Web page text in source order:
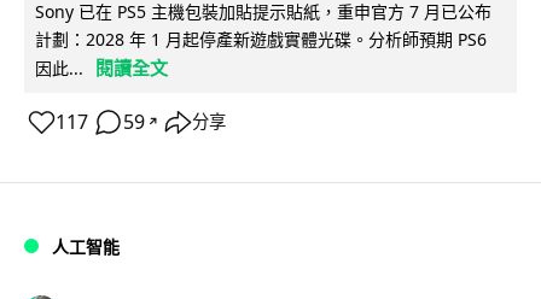
Sony 已在 PS5 主機包裝加貼提示貼紙，重申官方 7 月已公布
計劃：2028 年 1 月起停產新遊戲實體光碟。分析師預期 PS6
因此...
閱讀全文
117 59 ↗ 分享
人工智能